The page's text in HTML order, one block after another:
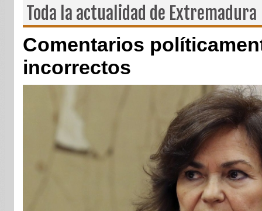
Toda la actualidad de Extremadura
Comentarios
incorrectos